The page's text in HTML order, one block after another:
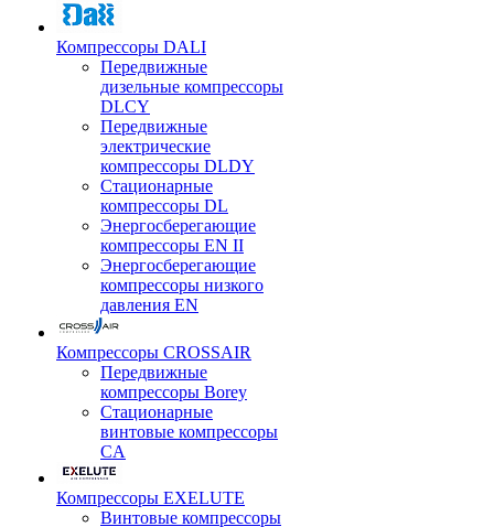
Компрессоры DALI
Передвижные
дизельные компрессоры
DLCY
Передвижные
электрические
компрессоры DLDY
Стационарные
компрессоры DL
Энергосберегающие
компрессоры EN II
Энергосберегающие
компрессоры низкого
давления EN
Компрессоры CROSSAIR
Передвижные
компрессоры Borey
Стационарные
винтовые компрессоры
CA
Компрессоры EXELUTE
Винтовые компрессоры